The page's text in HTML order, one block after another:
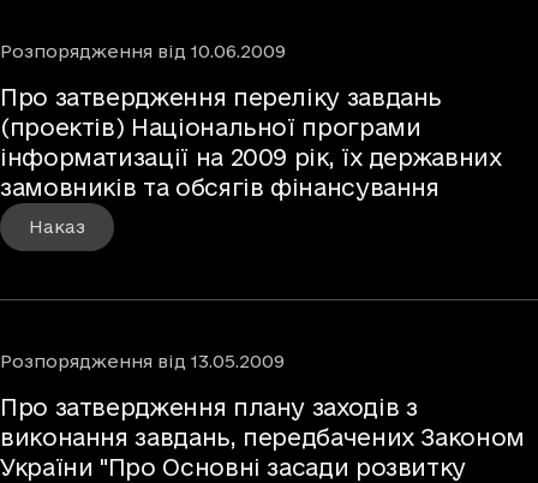
Розпорядження від 10.06.2009
Про затвердження переліку завдань
(проектів) Національної програми
інформатизації на 2009 рік, їх державних
замовників та обсягів фінансування
Наказ
Розпорядження від 13.05.2009
Про затвердження плану заходів з
виконання завдань, передбачених Законом
України "Про Основні засади розвитку